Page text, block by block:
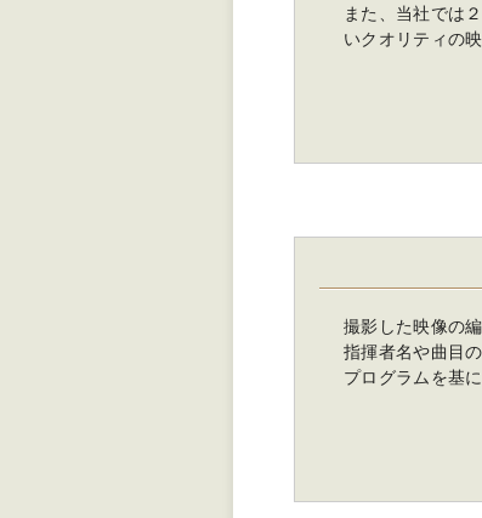
また、当社では
いクオリティの
撮影した映像の
指揮者名や曲目
プログラムを基